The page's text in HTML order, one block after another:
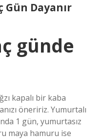
Gün Dayanır
günde
kapalı bir kaba
öneririz. Yumurtalı
1 gün, yumurtasız
maya hamuru ise